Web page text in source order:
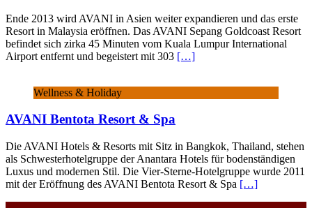
Ende 2013 wird AVANI in Asien weiter expandieren und das erste
Resort in Malaysia eröffnen. Das AVANI Sepang Goldcoast Resort
befindet sich zirka 45 Minuten vom Kuala Lumpur International
Airport entfernt und begeistert mit 303 […]
Wellness & Holiday
AVANI Bentota Resort & Spa
Die AVANI Hotels & Resorts mit Sitz in Bangkok, Thailand, stehen
als Schwesterhotelgruppe der Anantara Hotels für bodenständigen
Luxus und modernen Stil. Die Vier-Sterne-Hotelgruppe wurde 2011
mit der Eröffnung des AVANI Bentota Resort & Spa […]